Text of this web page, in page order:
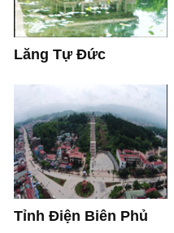
Lăng Tự Đức
Tỉnh Điện Biên Phủ